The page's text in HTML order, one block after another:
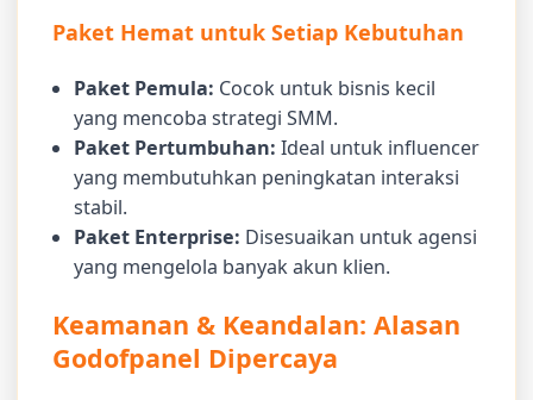
Paket Hemat untuk Setiap Kebutuhan
Paket Pemula: Cocok untuk bisnis kecil
yang mencoba strategi SMM.
Paket Pertumbuhan: Ideal untuk influencer
yang membutuhkan peningkatan interaksi
stabil.
Paket Enterprise: Disesuaikan untuk agensi
yang mengelola banyak akun klien.
Keamanan & Keandalan: Alasan
Godofpanel Dipercaya